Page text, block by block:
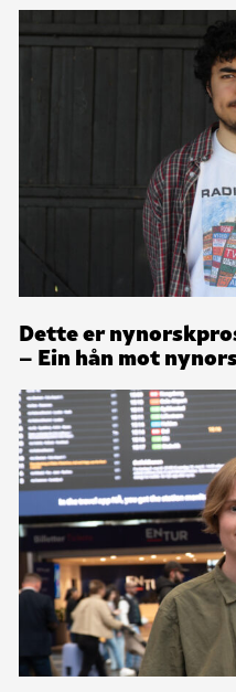
Dette er
– Ein hån mot